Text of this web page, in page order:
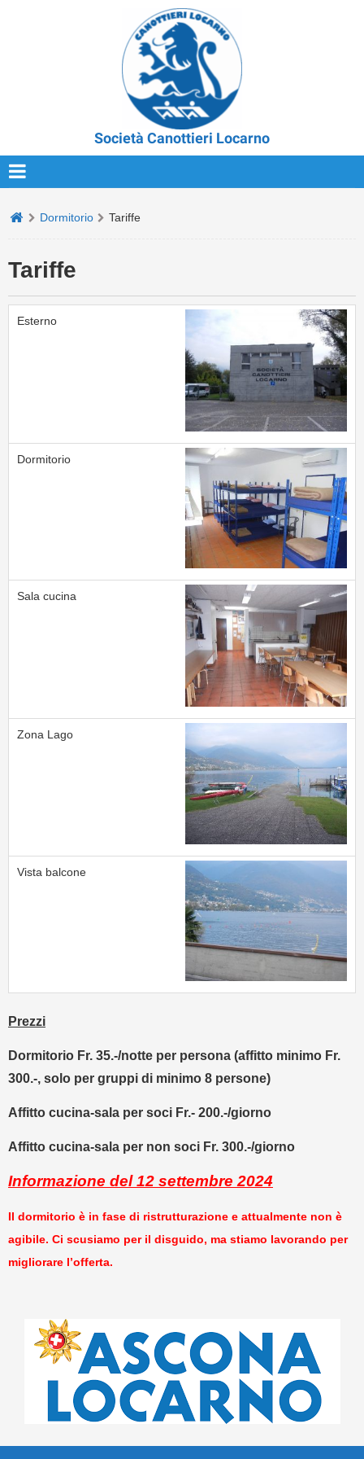
Società Canottieri Locarno
Dormitorio Tariffe
Tariffe
Prezzi
Dormitorio Fr. 35.-/notte per persona (affitto minimo Fr.
300.-, solo per gruppi di minimo 8 persone)
Affitto cucina-sala per soci Fr.- 200.-/giorno
Affitto cucina-sala per non soci Fr. 300.-/giorno
Informazione del 12 settembre 2024
Il dormitorio è in fase di ristrutturazione e attualmente non è
agibile. Ci scusiamo per il disguido, ma stiamo lavorando per
migliorare l’offerta.